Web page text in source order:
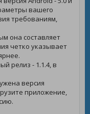
вашего
требованиям,
она составляет
четко указывает
релиз - 1.1.4, в
версия
приложение,